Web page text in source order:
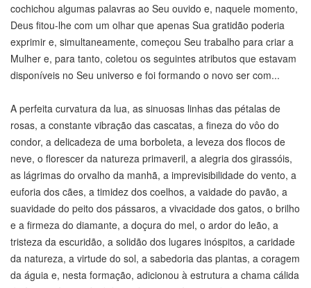
cochichou algumas palavras ao Seu ouvido e, naquele momento,
Deus fitou-lhe com um olhar que apenas Sua gratidão poderia
exprimir e, simultaneamente, começou Seu trabalho para criar a
Mulher e, para tanto, coletou os seguintes atributos que estavam
disponíveis no Seu universo e foi formando o novo ser com...
A perfeita curvatura da lua, as sinuosas linhas das pétalas de
rosas, a constante vibração das cascatas, a fineza do vôo do
condor, a delicadeza de uma borboleta, a leveza dos flocos de
neve, o florescer da natureza primaveril, a alegria dos girassóis,
as lágrimas do orvalho da manhã, a imprevisibilidade do vento, a
euforia dos cães, a timidez dos coelhos, a vaidade do pavão, a
suavidade do peito dos pássaros, a vivacidade dos gatos, o brilho
e a firmeza do diamante, a doçura do mel, o ardor do leão, a
tristeza da escuridão, a solidão dos lugares inóspitos, a caridade
da natureza, a virtude do sol, a sabedoria das plantas, a coragem
da águia e, nesta formação, adicionou à estrutura a chama cálida